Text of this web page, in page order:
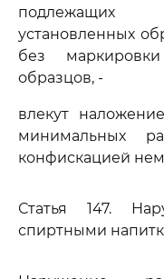
подлежащих
установленных
без
образцов, -
влекут
минимальных
конфискацией
Статья 147.
спиртными